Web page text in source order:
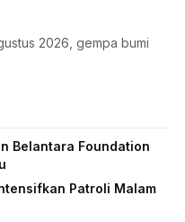
2026, gempa bumi
Belantara Foundation
Patroli Malam